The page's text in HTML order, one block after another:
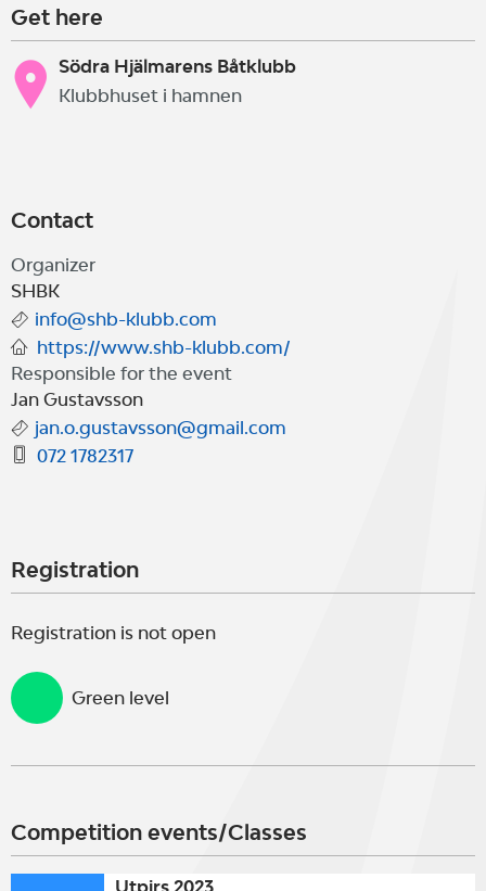
Get here
Södra Hjälmarens Båtklubb
Klubbhuset i hamnen
Contact
Organizer
SHBK
info@shb-klubb.com
https://www.shb-klubb.com/
Responsible for the event
Jan Gustavsson
jan.o.gustavsson@gmail.com
072 1782317
Registration
Registration is not open
Green level
Competition events/Classes
Utpirs 2023